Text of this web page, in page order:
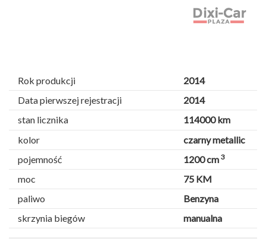
Rok produkcji
2014
Data pierwszej rejestracji
2014
stan licznika
114000 km
kolor
czarny metallic
pojemność
1200 cm 3
moc
75 KM
paliwo
Benzyna
skrzynia biegów
manualna